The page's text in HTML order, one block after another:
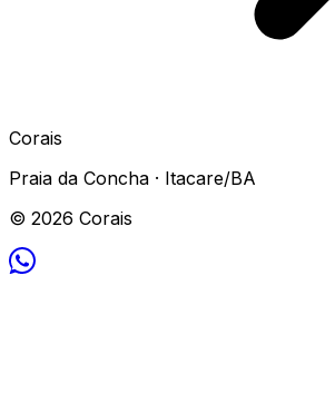
Corais
Praia da Concha · Itacare/BA
© 2026 Corais